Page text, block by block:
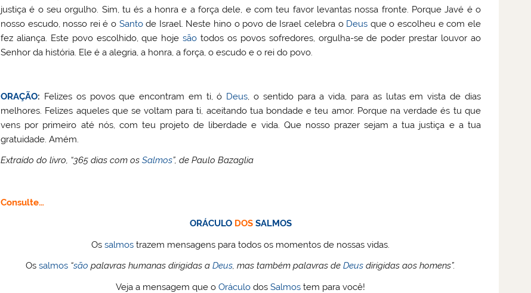
justiça é o seu orgulho. Sim, tu és a honra e a força dele, e com teu favor levantas nossa fronte. Porque Javé é o
nosso escudo, nosso rei é o Santode Israel. Neste hino o povo de Israel celebra o Deus que o escolheu e com ele
fez aliança. Este povo escolhido, que hojesão todos os povos sofredores, orgulha-se de poder prestar louvor ao
Senhor da história. Ele é a alegria, a honra, a força, o escudo e o rei do povo.
ORAÇÃO: Felizes os povos que encontram em ti, ó Deus, o sentido para a vida, para as lutas em vista de dias
melhores. Felizes aqueles que se voltam para ti, aceitando tua bondade e teu amor. Porque na verdade és tu que
vens por primeiro até nós, com teu projeto de liberdade e vida. Que nosso prazer sejam a tua justiça e a tua
gratuidade. Amém.
Extraído do livro, “365 dias com osSalmos”, de Paulo Bazaglia
Consulte…
ORÁCULODOS SALMOS
Ossalmos trazem mensagens para todos os momentos de nossas vidas.
Ossalmos “são palavras humanas dirigidas aDeus, mas também palavras deDeus dirigidas aos homens”.
Veja a mensagem que oOráculo dosSalmos tem para você!